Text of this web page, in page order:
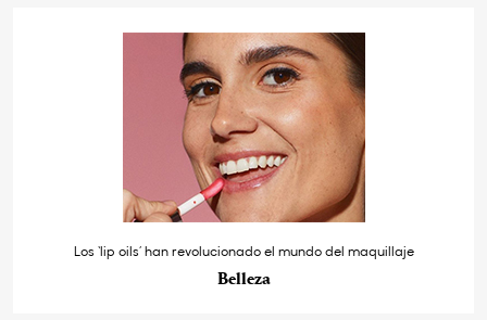
Los ‘lip oils’ han revolucionado el mundo del maquillaje
Belleza